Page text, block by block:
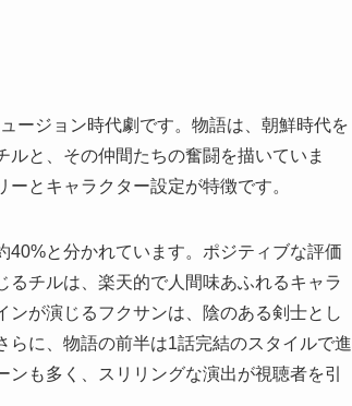
ージョン時代劇です。物語は、朝鮮時代を
と、その仲間たちの奮闘を描いていま
とキャラクター設定が特徴です。
と分かれています。ポジティブな評価
チルは、楽天的で人間味あふれるキャラ
が演じるフクサンは、陰のある剣士とし
に、物語の前半は1話完結のスタイルで進
も多く、スリリングな演出が視聴者を引